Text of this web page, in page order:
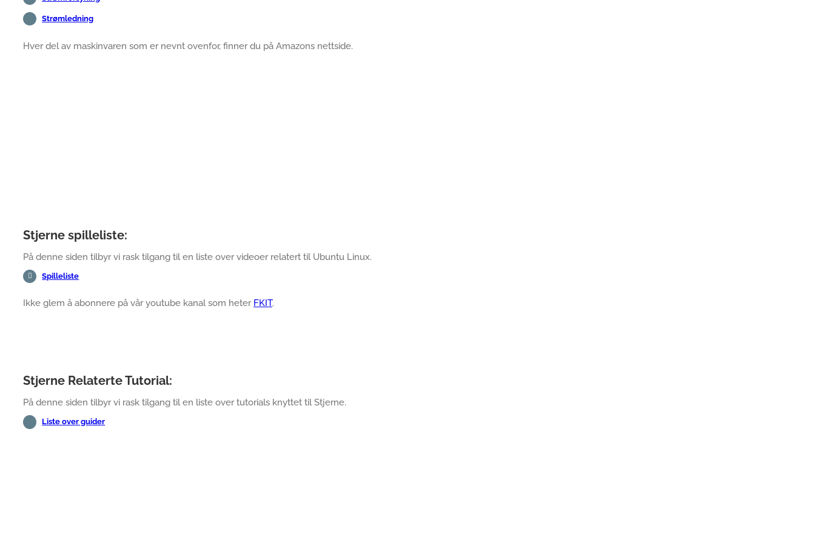
Strømledning
Hver del av maskinvaren som er nevnt ovenfor, finner du på Amazons nettside.
Stjerne spilleliste:
På denne siden tilbyr vi rask tilgang til en liste over videoer relatert til Ubuntu Linux.
Spilleliste
Ikke glem å abonnere på vår youtube kanal som heter FKIT.
Stjerne Relaterte Tutorial:
På denne siden tilbyr vi rask tilgang til en liste over tutorials knyttet til Stjerne.
Liste over guider